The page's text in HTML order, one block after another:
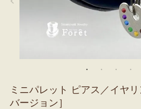
ミニパレット ピアス／イヤ
バージョン］